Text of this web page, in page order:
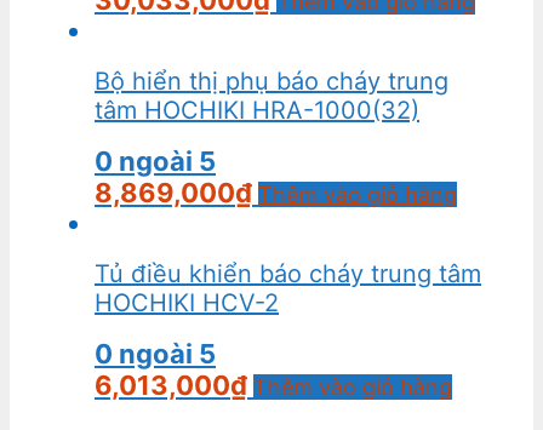
Bộ hiển thị phụ báo cháy trung
tâm HOCHIKI HRA-1000(32)
0 ngoài 5
8,869,000₫ Thêm vào giỏ hàng
Tủ điều khiển báo cháy trung tâm
HOCHIKI HCV-2
0 ngoài 5
6,013,000₫ Thêm vào giỏ hàng